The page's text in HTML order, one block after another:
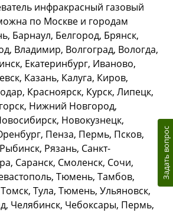
инфракрасный газовый
по Москве и городам
Барнаул, Белгород, Брянск,
Владимир, Волгоград, Вологда,
Екатеринбург, Иваново,
Казань, Калуга, Киров,
Красноярск, Курск, Липецк,
Нижний Новгород,
Новокузнецк,
Пенза, Пермь, Псков,
Рязань, Санкт-
Саранск, Смоленск, Сочи,
Тюмень, Тамбов,
Тула, Тюмень, Ульяновск,
Челябинск, Чебоксары, Пермь,
Задать вопрос